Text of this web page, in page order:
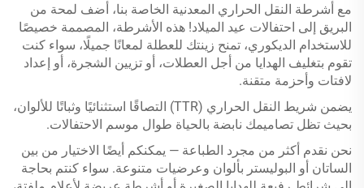
مع أشرطة النقل الحراري المعدنية الخاصة بنا، أضف لمحة من
البريق إلى احتفالات عيد الميلاد! هذه الأشرطة، المصممة خصيصًا
للاستخدام الديكوري، تمنح زينتك للعطلة لمعانًا جميلًا، سواء كنت
تقوم بتغليف الهدايا من أجل العطلات، أو تزيين الشجرة، أو إعداد
لافتات وأحزمة متقنة.
يضمن شريط النقل الحراري (TTR) التصاقًا استثنائيًا وثباتًا للألوان،
بحيث تظل تصاميمك نابضة بالحياة طوال موسم الاحتفالات.
نحن نقدم أكثر من مجرد الطباعة — يمكنكم أيضًا الاختيار من بين
الساتان أو البوليستر بألوان وعرضيات متنوعة. سواء كنتم بحاجة